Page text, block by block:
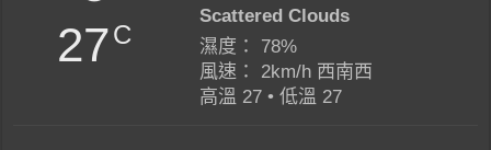
27C
Scattered Clouds
濕度： 78%
風速： 2km/h 西南西
高溫 27 • 低溫 27